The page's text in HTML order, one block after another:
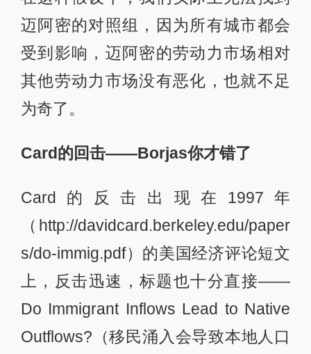
迈阿密的对照组，因为所有城市都会
受到影响，迈阿密的劳动力市场相对
其他劳动力市场没有恶化，也就不足
为奇了。
Card的回击——Borjas你才错了
Card的反击出现在1997年
（http://davidcard.berkeley.edu/paper
s/do-immig.pdf）的美国经济评论短文
上，反击迅速，标题也十分直接——
Do Immigrant Inflows Lead to Native
Outflows?（移民涌入会导致本地人口